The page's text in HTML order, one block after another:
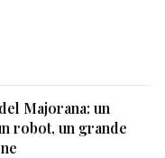
Majorana: un
robot, un grande